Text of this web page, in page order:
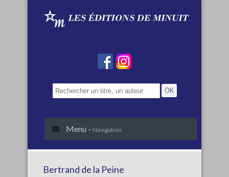
Menu - Navigation
Bertrand de la Peine